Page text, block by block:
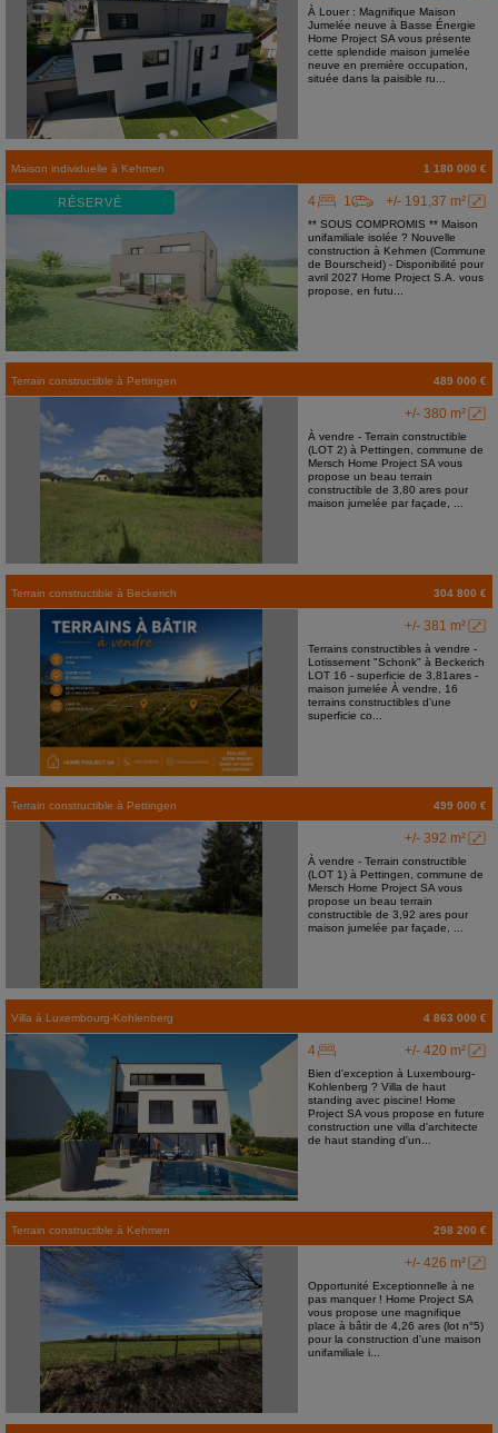
À Louer : Magnifique Maison
Jumelée neuve à Basse Énergie
Home Project SA vous présente
cette splendide maison jumelée
neuve en première occupation,
située dans la paisible ru...
Maison individuelle à Kehmen 1 180 000 €
RÉSERVÉ +/- 191,37 m²
4 1
** SOUS COMPROMIS ** Maison
unifamiliale isolée ? Nouvelle
construction à Kehmen (Commune
de Bourscheid) - Disponibilité pour
avril 2027 Home Project S.A. vous
propose, en futu...
Terrain constructible à Pettingen 489 000 €
+/- 380 m²
À vendre - Terrain constructible
(LOT 2) à Pettingen, commune de
Mersch Home Project SA vous
propose un beau terrain
constructible de 3,80 ares pour
maison jumelée par façade, ...
Terrain constructible à Beckerich 304 800 €
+/- 381 m²
Terrains constructibles à vendre -
Lotissement "Schonk" à Beckerich
LOT 16 - superficie de 3,81ares -
maison jumelée À vendre, 16
terrains constructibles d'une
superficie co...
Terrain constructible à Pettingen 499 000 €
+/- 392 m²
À vendre - Terrain constructible
(LOT 1) à Pettingen, commune de
Mersch Home Project SA vous
propose un beau terrain
constructible de 3,92 ares pour
maison jumelée par façade, ...
Villa à Luxembourg-Kohlenberg 4 863 000 €
+/- 420 m²
4
Bien d'exception à Luxembourg-
Kohlenberg ? Villa de haut
standing avec piscine! Home
Project SA vous propose en future
construction une villa d'architecte
de haut standing d'un...
Terrain constructible à Kehmen 298 200 €
+/- 426 m²
Opportunité Exceptionnelle à ne
pas manquer ! Home Project SA
vous propose une magnifique
place à bâtir de 4,26 ares (lot n°5)
pour la construction d'une maison
unifamiliale i...